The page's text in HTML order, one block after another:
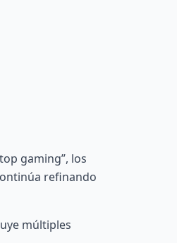
gaming”, los
refinando
múltiples